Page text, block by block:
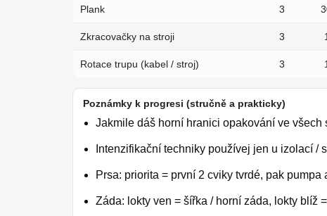
Plank 3
Zkracovačky na stroji 3
Rotace trupu (kabel / stroj) 3
Poznámky k progresi (stručně a prakticky)
Jakmile dáš horní hranici opakování ve
Intenzifikační techniky používej jen u izolací /
Prsa: priorita = první 2 cviky tvrdé, pak pumpa
Záda: lokty ven = šířka / horní záda, lokty blíž